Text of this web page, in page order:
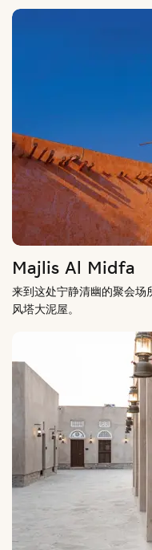
Majlis Al Midfa
来到这处宁静清幽的聚会
风塔大泥屋。